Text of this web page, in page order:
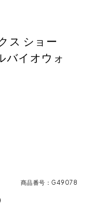
ス ショー
バイオウォ
商品番号 G49078